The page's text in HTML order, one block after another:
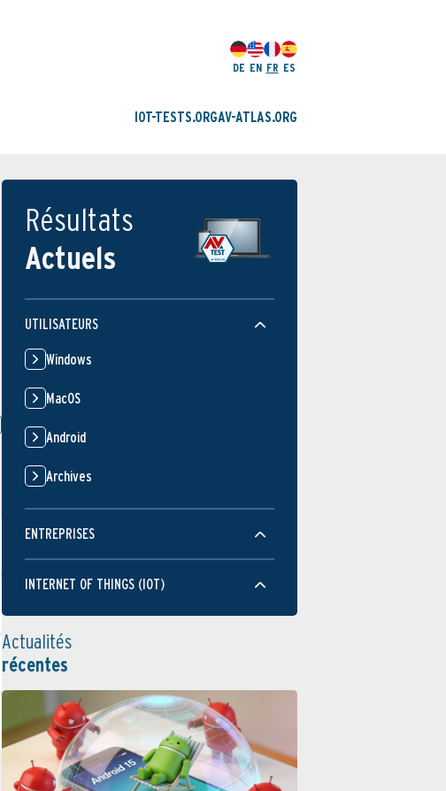
DE EN FR ES
IOT-TESTS.ORGAV-ATLAS.ORG
Résultats
Actuels
UTILISATEURS
Windows
MacOS
Android
Archives
ENTREPRISES
INTERNET OF THINGS (IOT)
Actualités
récentes